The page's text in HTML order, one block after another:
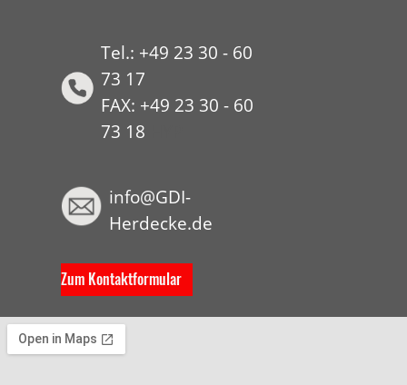
Tel.: +49 23 30 - 60
73 17
FAX: +49 23 30 - 60
73 18
info@GDI-
Herdecke.de
Zum Kontaktformular